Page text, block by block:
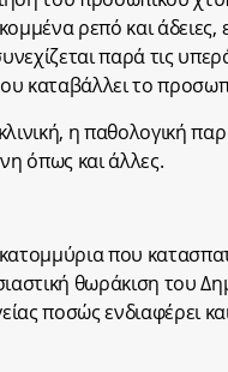
ρεπό και
παρά τις
καταβάλλει το
η παθολογική
όπως και άλλες.
που
θωράκιση του
ποσώς ενδιαφέρει